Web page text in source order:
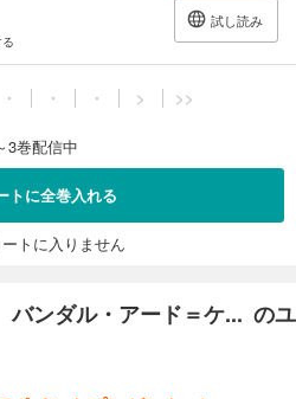
試し読み
・ ・ ・ > >>
3巻配信中
トに全巻入れる
トに入りません
ンダル・アード＝ケ... のユ